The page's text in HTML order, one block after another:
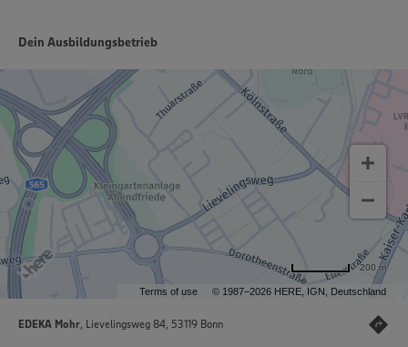
Dein Ausbildungsbetrieb
Terms of use © 1987–2026 HERE, IGN, Deutschland
200 m
EDEKA Mohr, Lievelingsweg 84, 53119 Bonn